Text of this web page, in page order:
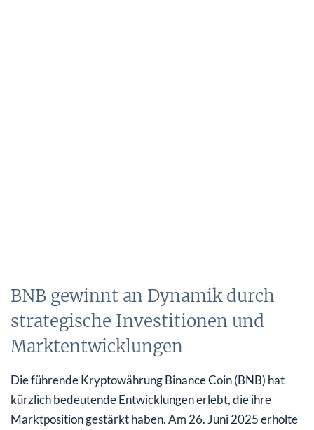
BNB gewinnt an Dynamik durch
strategische Investitionen und
Marktentwicklungen
Die führende Kryptowährung Binance Coin (BNB) hat
kürzlich bedeutende Entwicklungen erlebt, die ihre
Marktposition gestärkt haben. Am 26. Juni 2025 erholte